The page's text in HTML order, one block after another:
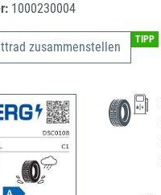
1000230004
zusammenstellen TIPP